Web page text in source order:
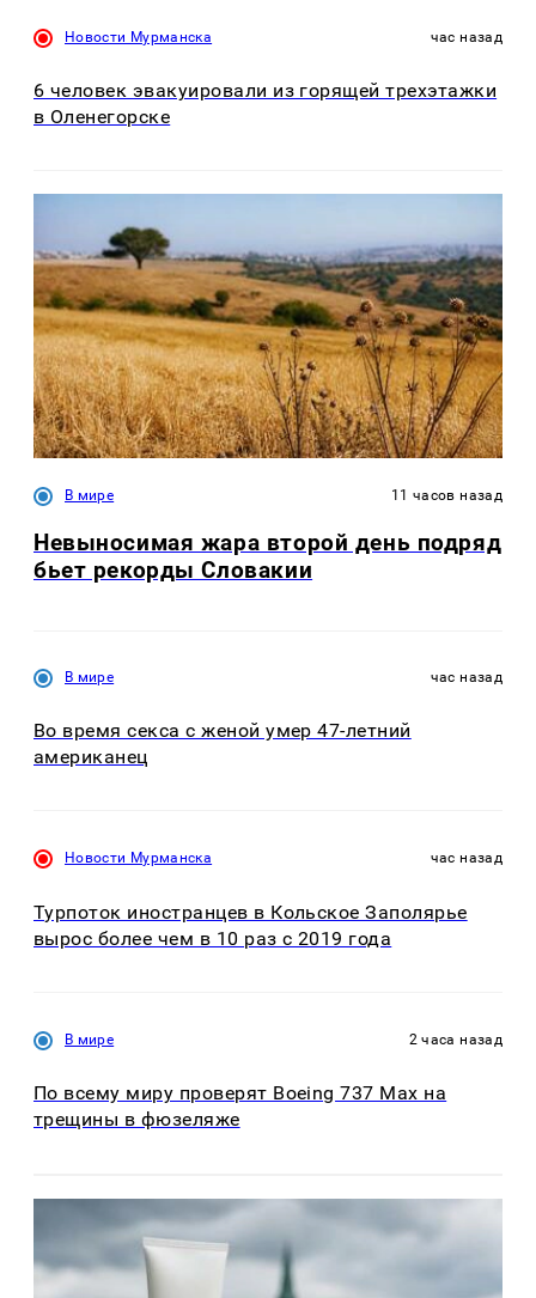
Новости Мурманска час назад
6 человек эвакуировали из горящей трехэтажки
в Оленегорске
В мире 11 часов назад
Невыносимая жара второй день подряд
бьет рекорды Словакии
В мире час назад
Во время секса с женой умер 47-летний
американец
Новости Мурманска час назад
Турпоток иностранцев в Кольское Заполярье
вырос более чем в 10 раз с 2019 года
В мире 2 часа назад
По всему миру проверят Boeing 737 Max на
трещины в фюзеляже